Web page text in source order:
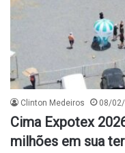
Clinton Medeiros 08/
Cima Expotex
milhões em sua